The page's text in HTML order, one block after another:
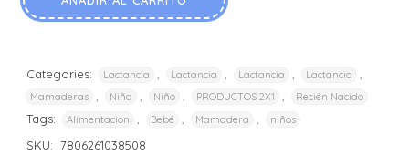
Categories: Lactancia Lactancia Lactancia Lactancia
Mamaderas Niña Niño PRODUCTOS 2X1 Recién Nacido
Tags: Alimentacion Bebé Mamadera niños
SKU: 7806261038508